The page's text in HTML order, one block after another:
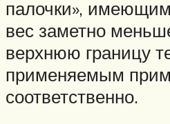
палочки»,
вес заметно
верхнюю границу
применяемым
соответственно.